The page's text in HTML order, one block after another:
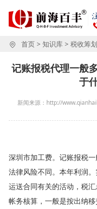
首页> 知识库> 税收筹划
记账报税代理一般
于
新闻来源：http://
深圳市加工费。记账报税
法律风险不同。本年利润
运送合同有关的活动，税
帐务核算，一般是按出纳